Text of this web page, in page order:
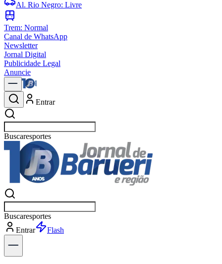
Al. Rio Negro: Livre
Trem: Normal
Canal de WhatsApp
Newsletter
Jornal Digital
Publicidade Legal
Anuncie
Entrar
Buscarpolítica
Buscarpolítica
Entrar